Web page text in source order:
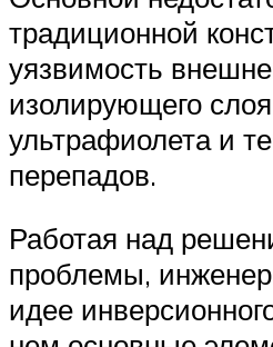
традиционной
уязвимость
изолирующего
ультрафиолета и
перепадов.
Работая над
проблемы,
идее